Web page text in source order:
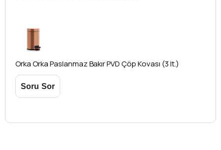
OrkaOrka Paslanmaz Bakır PVD Çöp Kovası (3 lt.)